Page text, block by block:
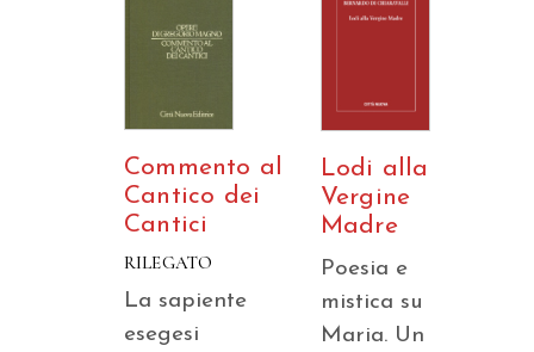
Commento al
Cantico dei
Cantici
RILEGATO
La sapiente
esegesi
Lodi alla
Vergine
Madre
Poesia e
mistica su
Maria. Un